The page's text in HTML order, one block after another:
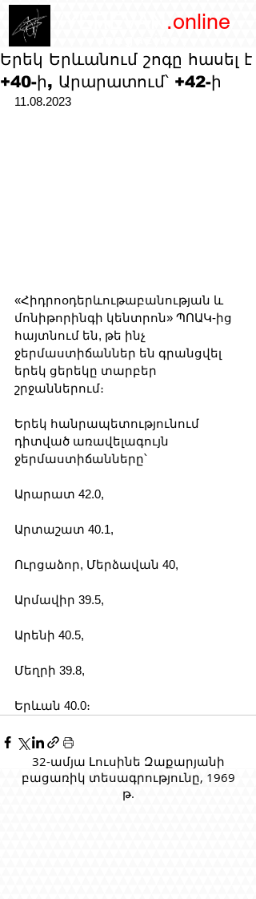
.online
Երեկ Երևանում շոգը հասել է
+40-ի, Արարատում՝ +42-ի
11.08.2023
«Հիդրոօդերևութաբանության և
մոնիթորինգի կենտրոն» ՊՈԱԿ-ից
հայտնում են, թե ինչ
ջերմաստիճաններ են գրանցվել
երեկ ցերեկը տարբեր
շրջաններում։
Երեկ հանրապետությունում
դիտված առավելագույն
ջերմաստիճանները՝
Արարատ 42.0,
Արտաշատ 40.1,
Ուրցաձոր, Մերձավան 40,
Արմավիր 39.5,
Արենի 40.5,
Մեղրի 39.8,
Երևան 40.0։
32-ամյա Լուսինե Զաքարյանի
բացառիկ տեսագրությունը, 1969
թ.